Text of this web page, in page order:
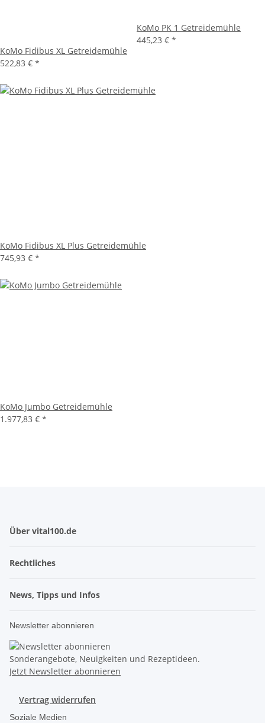
KoMo Fidibus XL Getreidemühle
522,83 € *
KoMo PK 1 Getreidemühle
445,23 € *
KoMo Fidibus XL Plus Getreidemühle
745,93 € *
KoMo Jumbo Getreidemühle
1.977,83 € *
Über vital100.de
Rechtliches
News, Tipps und Infos
Newsletter abonnieren
Sonderangebote, Neuigkeiten und Rezeptideen.
Jetzt Newsletter abonnieren
Vertrag widerrufen
Soziale Medien